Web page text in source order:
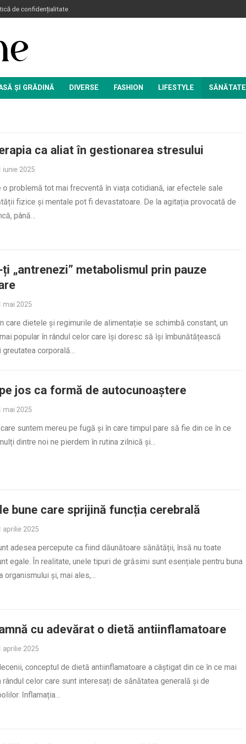
de confidențialitate
ȘI GRĂDINĂ DIVERSE FASHION LIFESTYLE SĂNĂTATE
ca aliat în gestionarea stresului
iunie 2025
problemă tot mai frecventă în viața cotidiană, iar efectele sale
fizice și mentale pot fi devastatoare. De la agitația provocată de
până…
ți „antrenezi” metabolismul prin pauze
mai 2025
care dietele și regimurile de alimentație se schimbă constant, un
popular în rândul celor care își doresc să își îmbunătățească
greutatea corporală…
jos ca formă de autocunoaștere
mai 2025
suntem mereu pe fugă și în care timpul pare să fie din ce în ce
dintre noi ne pierdem în rutina zilnică și…
bune care sprijină funcția cerebrală
aprilie 2025
adesea percepute ca fiind dăunătoare sănătății, însă nu toate
egale. În realitate, unele tipuri de grăsimi sunt esențiale pentru buna
organismului și, mai ales,…
cu adevărat o dietă antiinflamatoare
aprilie 2025
conceptul de dietă antiinflamatoare a câștigat din ce în ce mai
rândul celor care sunt interesați de sănătatea generală și de
Inflamația…